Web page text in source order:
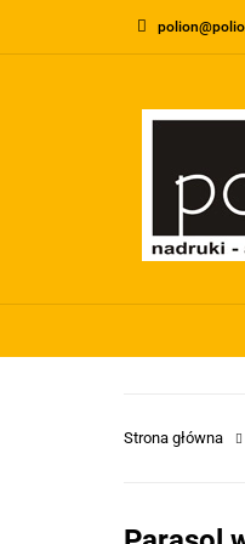
Strona główna